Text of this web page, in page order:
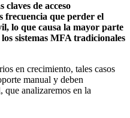
claves de acceso
frecuencia que perder el
lo que causa la mayor parte
sistemas MFA tradicionales
en crecimiento, tales casos
manual y deben
que analizaremos en la